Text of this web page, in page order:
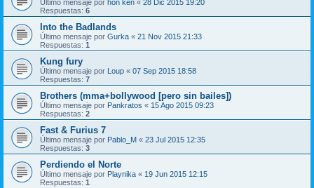
Último mensaje por hon ken « 28 Dic 2015 19:20
Respuestas: 6
Into the Badlands
Último mensaje por Gurka « 21 Nov 2015 21:33
Respuestas: 1
Kung fury
Último mensaje por Loup « 07 Sep 2015 18:58
Respuestas: 7
Brothers (mma+bollywood [pero sin bailes])
Último mensaje por Pankratos « 15 Ago 2015 09:23
Respuestas: 2
Fast & Furius 7
Último mensaje por Pablo_M « 23 Jul 2015 12:35
Respuestas: 3
Perdiendo el Norte
Último mensaje por Playnika « 19 Jun 2015 12:15
Respuestas: 1